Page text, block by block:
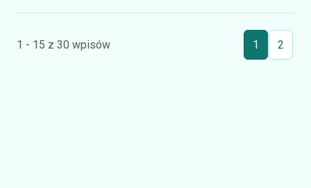
1 - 15 z 30 wpisów 1 2